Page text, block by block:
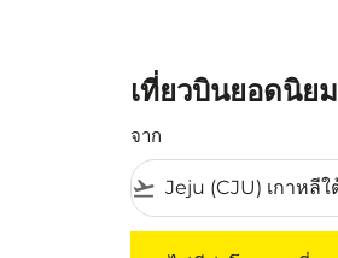
เที่ยวบินยอดนิย
จาก
flight_takeoff